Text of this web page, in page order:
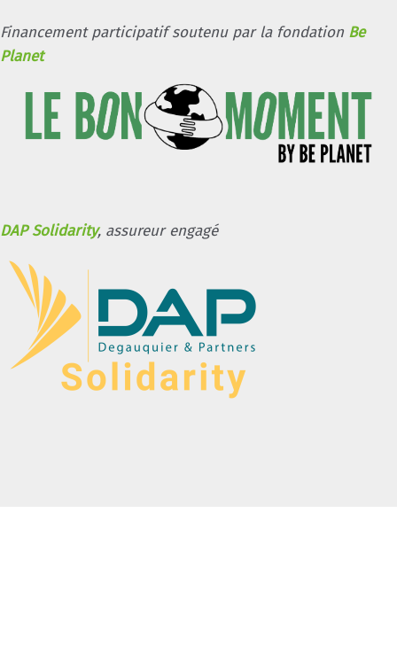
Financement participatif soutenu par la fondation Be
Planet
DAP Solidarity, assureur engagé